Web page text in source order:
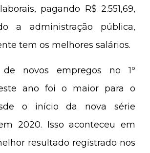
pagando R$ 2.551,69,
a administração pública,
tem os melhores salários.
novos empregos no 1º
ano foi o maior para o
o início da nova série
2020. Isso aconteceu em
resultado registrado nos